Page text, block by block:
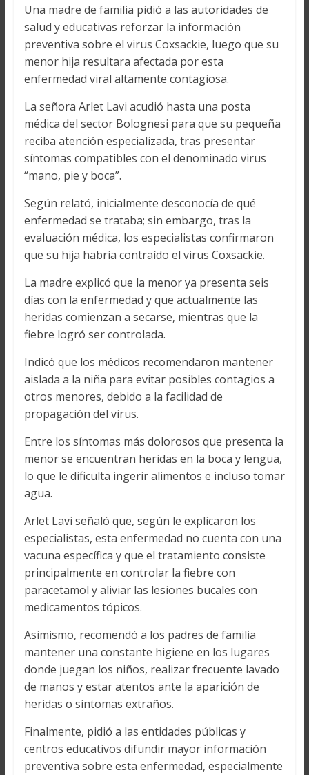
Una madre de familia pidió a las autoridades de
salud y educativas reforzar la información
preventiva sobre el virus Coxsackie, luego que su
menor hija resultara afectada por esta
enfermedad viral altamente contagiosa.
La señora Arlet Lavi acudió hasta una posta
médica del sector Bolognesi para que su pequeña
reciba atención especializada, tras presentar
síntomas compatibles con el denominado virus
“mano, pie y boca”.
Según relató, inicialmente desconocía de qué
enfermedad se trataba; sin embargo, tras la
evaluación médica, los especialistas confirmaron
que su hija habría contraído el virus Coxsackie.
La madre explicó que la menor ya presenta seis
días con la enfermedad y que actualmente las
heridas comienzan a secarse, mientras que la
fiebre logró ser controlada.
Indicó que los médicos recomendaron mantener
aislada a la niña para evitar posibles contagios a
otros menores, debido a la facilidad de
propagación del virus.
Entre los síntomas más dolorosos que presenta la
menor se encuentran heridas en la boca y lengua,
lo que le dificulta ingerir alimentos e incluso tomar
agua.
Arlet Lavi señaló que, según le explicaron los
especialistas, esta enfermedad no cuenta con una
vacuna específica y que el tratamiento consiste
principalmente en controlar la fiebre con
paracetamol y aliviar las lesiones bucales con
medicamentos tópicos.
Asimismo, recomendó a los padres de familia
mantener una constante higiene en los lugares
donde juegan los niños, realizar frecuente lavado
de manos y estar atentos ante la aparición de
heridas o síntomas extraños.
Finalmente, pidió a las entidades públicas y
centros educativos difundir mayor información
preventiva sobre esta enfermedad, especialmente